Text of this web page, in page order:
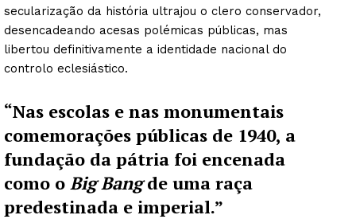
secularização da história ultrajou o clero conservador,
desencadeando acesas polémicas públicas, mas
libertou definitivamente a identidade nacional do
controlo eclesiástico.
“Nas escolas e nas monumentais
comemorações públicas de 1940, a
fundação da pátria foi encenada
como o Big Bangde uma raça
predestinada e imperial.”